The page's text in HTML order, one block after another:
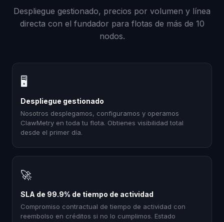
Despliegue gestionado, precios por volumen y línea
directa con el fundador para flotas de más de 10
nodos.
🖥
Despliegue gestionado
Nosotros desplegamos, configuramos y operamos
ClawMetry en toda tu flota. Obtienes visibilidad total
desde el primer día.
🚀
SLA de 99.9% de tiempo de actividad
Compromiso contractual de tiempo de actividad con
reembolso en créditos si no lo cumplimos. Estado